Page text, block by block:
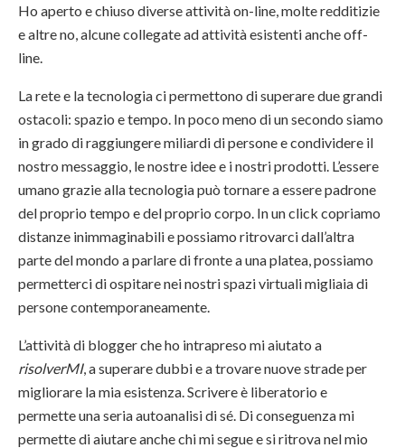
Ho aperto e chiuso diverse attività on-line, molte redditizie
e altre no, alcune collegate ad attività esistenti anche off-
line.
La rete e la tecnologia ci permettono di superare due grandi
ostacoli: spazio e tempo. In poco meno di un secondo siamo
in grado di raggiungere miliardi di persone e condividere il
nostro messaggio, le nostre idee e i nostri prodotti. L’essere
umano grazie alla tecnologia può tornare a essere padrone
del proprio tempo e del proprio corpo. In un click copriamo
distanze inimmaginabili e possiamo ritrovarci dall’altra
parte del mondo a parlare di fronte a una platea, possiamo
permetterci di ospitare nei nostri spazi virtuali migliaia di
persone contemporaneamente.
L’attività di blogger che ho intrapreso mi aiutato a
risolverMI, a superare dubbi e a trovare nuove strade per
migliorare la mia esistenza. Scrivere è liberatorio e
permette una seria autoanalisi di sé. Di conseguenza mi
permette di aiutare anche chi mi segue e si ritrova nel mio